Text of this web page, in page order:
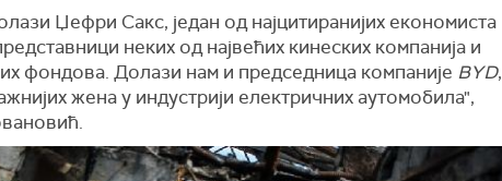
Џефри Сакс, један од најцитиранијих економиста
неких од највећих кинеских компанија и
фондова. Долази нам и председница компаније BYD,
жена у индустрији електричних аутомобила",